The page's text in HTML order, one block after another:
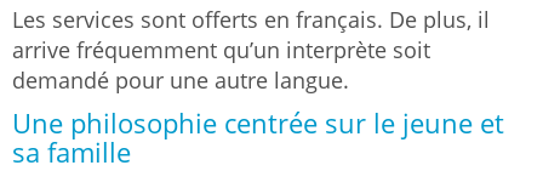
Les services sont offerts en français. De plus, il
arrive fréquemment qu’un interprète soit
demandé pour une autre langue.
Une philosophie centrée sur le jeune et
sa famille